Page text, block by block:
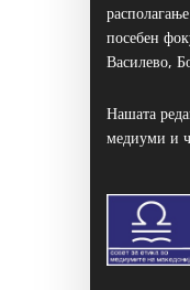
посебен
Василево,
Нашата
медиуми и